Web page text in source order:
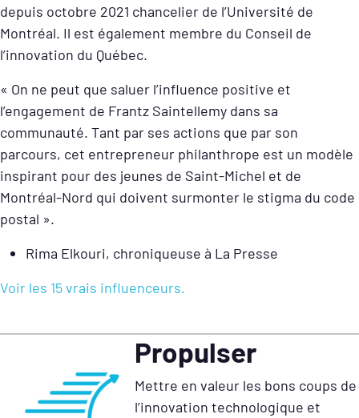
depuis octobre 2021 chancelier de l’Université de
Montréal. Il est également membre du Conseil de
l’innovation du Québec.
« On ne peut que saluer l’influence positive et
l’engagement de Frantz Saintellemy dans sa
communauté. Tant par ses actions que par son
parcours, cet entrepreneur philanthrope est un modèle
inspirant pour des jeunes de Saint-Michel et de
Montréal-Nord qui doivent surmonter le stigma du code
postal ».
Rima Elkouri, chroniqueuse à La Presse
Voir les 15 vrais influenceurs.
Propulser
Mettre en valeur les bons coups de
l’innovation technologique et